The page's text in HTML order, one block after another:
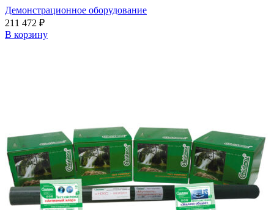
Демонстрационное оборудование
211 472 ₽
В корзину